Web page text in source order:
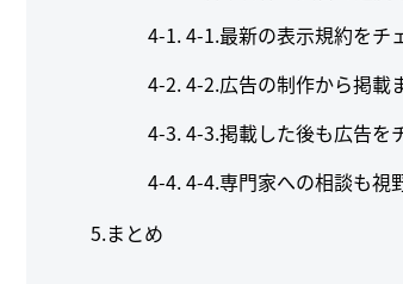
4-1.最新の表示規約をチ
4-2.広告の制作から掲載
4-3.掲載した後も広告を
4-4.専門家への相談も視
5.まとめ